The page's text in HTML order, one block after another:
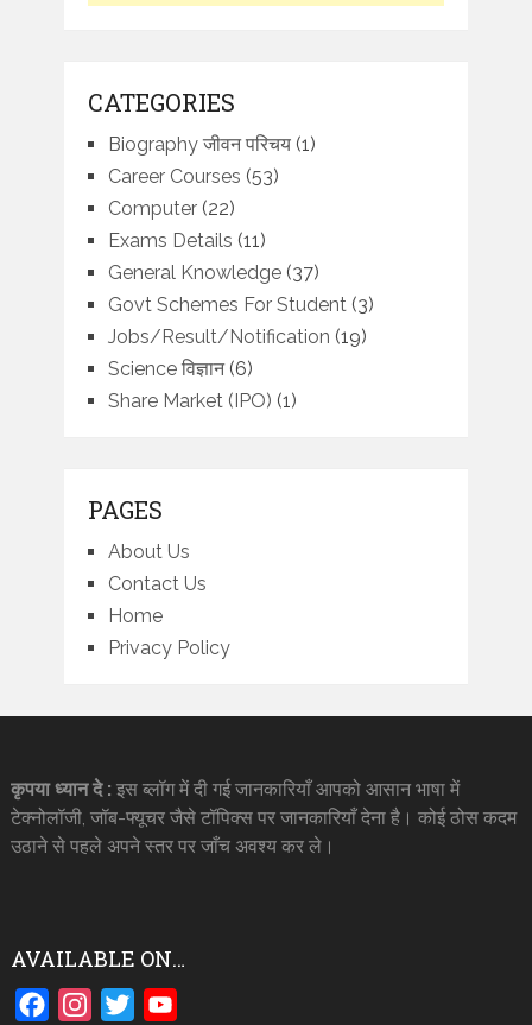
CATEGORIES
Biography जीवन परिचय(1)
Career Courses (53)
Computer(22)
Exams Details (11)
General Knowledge(37)
Govt Schemes For Student (3)
Jobs/Result/Notification (19)
Science विज्ञान(6)
Share Market (IPO) (1)
PAGES
About Us
Contact Us
Home
Privacy Policy
कृपया ध्यान दे : इस ब्लॉग में दी गई जानकारियाँ आपको आसान भाषा में
टेक्नोलॉजी, जॉब-फ्यूचर जैसे टॉपिक्स पर जानकारियाँ देना है। कोई ठोस कदम
उठाने से पहले अपने स्तर पर जाँच अवश्य कर ले।
AVAILABLE ON…
FacebookInstagram
Twitter